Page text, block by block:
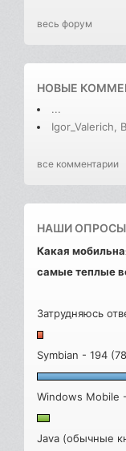
весь форум
НОВЫЕ
...
Igor_Valerich,
все комментарии
НАШИ
Какая
самые теплые
Затрудняюсь
Symbian - 194
Windows Mobile
Java (обычные